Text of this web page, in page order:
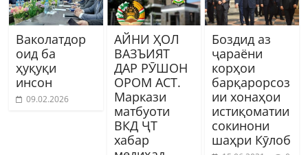
Ваколатдор
оид ба
ҳуқуқи
инсон
09.02.2026
АЙНИ ҲОЛ
ВАЗЪИЯТ
ДАР РӮШОН
ОРОМ АСТ.
Маркази
матбуоти
ВКД ҶТ
хабар
Боздид аз
ҷараёни
корҳои
барқарорсоз
ии хонаҳои
истиқоматии
сокинони
шаҳри Кӯлоб